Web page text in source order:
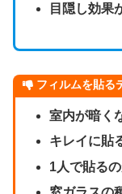
目隠し効果
フィルムを貼る
室内が暗く
キレイに貼
1人で貼る